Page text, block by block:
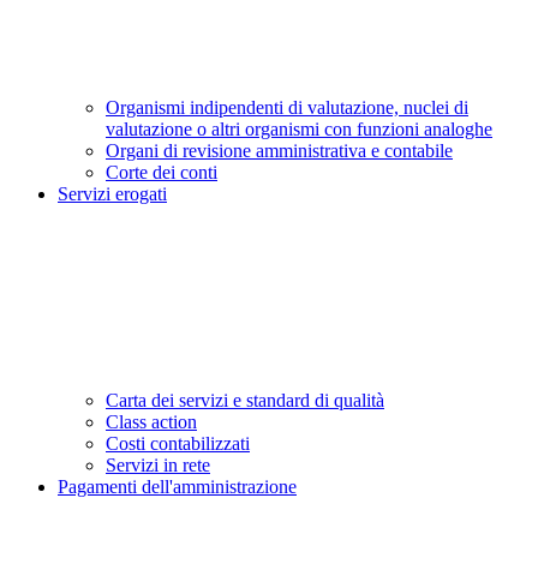
Organismi indipendenti di valutazione, nuclei di
valutazione o altri organismi con funzioni analoghe
Organi di revisione amministrativa e contabile
Corte dei conti
Servizi erogati
Carta dei servizi e standard di qualità
Class action
Costi contabilizzati
Servizi in rete
Pagamenti dell'amministrazione